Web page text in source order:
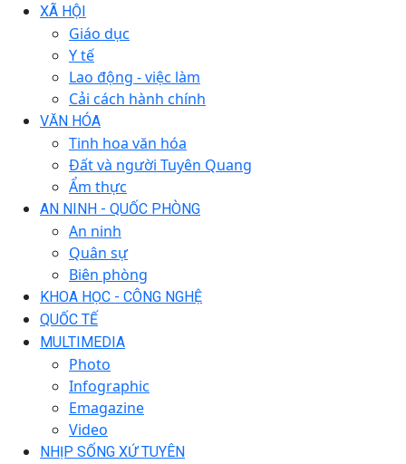
XÃ HỘI
Giáo dục
Y tế
Lao động - việc làm
Cải cách hành chính
VĂN HÓA
Tinh hoa văn hóa
Đất và người Tuyên Quang
Ẩm thực
AN NINH - QUỐC PHÒNG
An ninh
Quân sự
Biên phòng
KHOA HỌC - CÔNG NGHỆ
QUỐC TẾ
MULTIMEDIA
Photo
Infographic
Emagazine
Video
NHỊP SỐNG XỨ TUYÊN